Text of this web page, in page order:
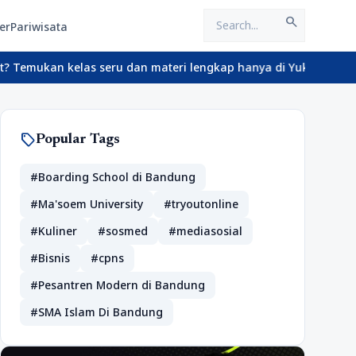
Pariwisata search
seru dan materi lengkap hanya di YukBelajar.com. Mulai
sellPopular Tags
#Boarding School di Bandung
#Ma'soem University
#tryoutonline
#Kuliner
#sosmed
#mediasosial
#Bisnis
#cpns
#Pesantren Modern di Bandung
#SMA Islam Di Bandung